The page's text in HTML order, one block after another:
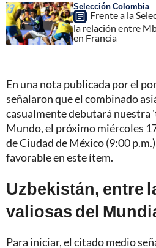
Selección Colombia
Frente a la
la relación entre
en Francia
En una nota publicada por el
señalaron que el combinado
casualmente debutará nuestra
Mundo, el próximo miércoles
de Ciudad de México (9:00
favorable en este ítem.
Uzbekistán, entre
valiosas del
Para iniciar, el citado medio